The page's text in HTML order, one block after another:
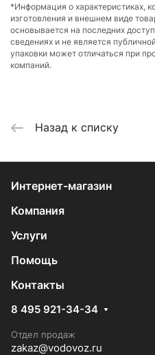
*Информация о характеристиках,
изготовления и внешнем виде
основывается на последних
сведениях и не является
упаковки может отличаться при
компаний.
Назад к списку
Интернет-магазин
Компания
Услуги
Помощь
Контакты
8 495 921-34-34
Отдел продаж
zakaz@vodovoz.ru